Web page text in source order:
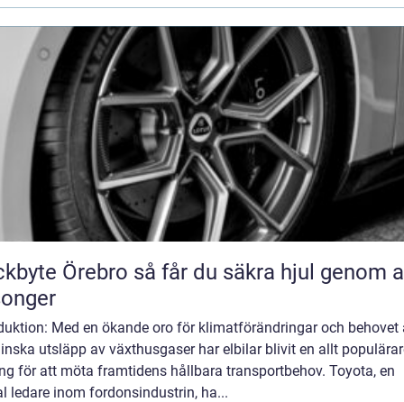
så får du säkra hjul genom alla
Med en ökande oro för klimatförändringar och behovet
utsläpp av växthusgaser har elbilar blivit en allt
för att möta framtidens hållbara transportbehov. Toyota, en
ledare inom fordonsindustrin, ha...